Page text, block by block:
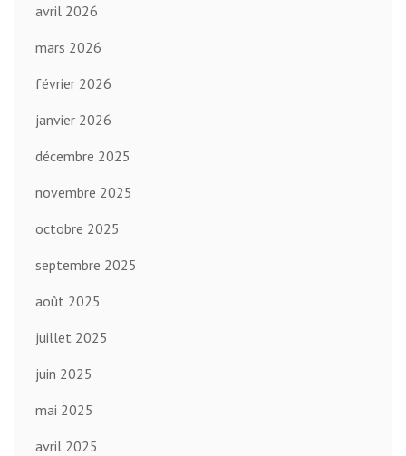
avril 2026
mars 2026
février 2026
janvier 2026
décembre 2025
novembre 2025
octobre 2025
septembre 2025
août 2025
juillet 2025
juin 2025
mai 2025
avril 2025